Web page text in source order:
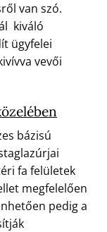
van szó.
kiváló
ügyfelei
vevői
bázisú
fa felületek
megfelelően
pedig a